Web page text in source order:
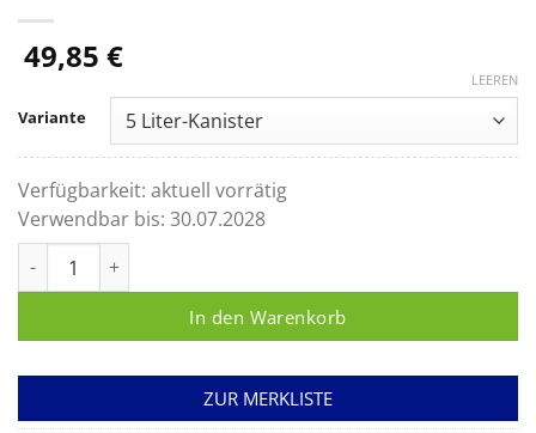
49,85 €
Variante
LEEREN
Verfügbarkeit: aktuell vorrätig
Verwendbar bis: 30.07.2028
In den Warenkorb
ZUR MERKLISTE